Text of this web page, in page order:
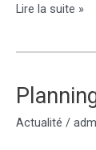
Dossier
Lire la suite »
Actualité /